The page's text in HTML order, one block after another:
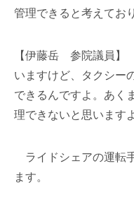
管理できると考えてお
【伊藤岳 参院議員】
いますけど、タクシー
できるんですよ。あく
理できないと思います
ライドシェアの運転
ます。